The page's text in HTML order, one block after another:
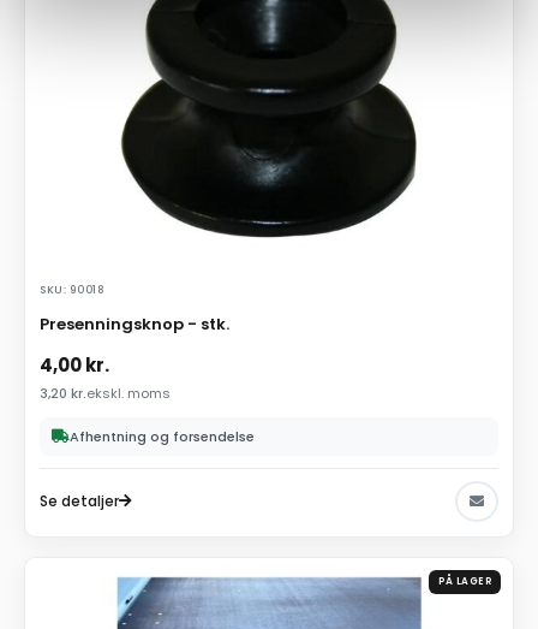
SKU: 90018
Presenningsknop - stk.
4,00kr.
3,20 kr.ekskl. moms
Afhentning og forsendelse
Se detaljer
PÅ LAGER